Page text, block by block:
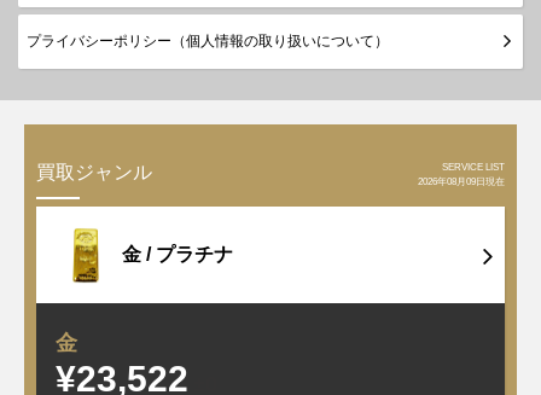
プライバシーポリシー（個人情報の取り扱いについて）
買取ジャンル
SERVICE LIST
2026年08月09日現在
金 / プラチナ
金
¥23,522